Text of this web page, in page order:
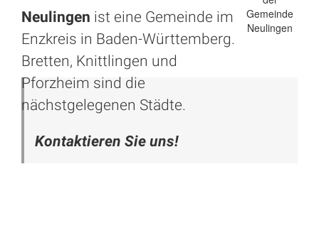
Neulingen ist eine Gemeinde im
Enzkreis in Baden-Württemberg.
Bretten, Knittlingen und
Pforzheim sind die
nächstgelegenen Städte.
Kontaktieren Sie uns!